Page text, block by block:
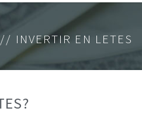
INVERTIR EN LETES